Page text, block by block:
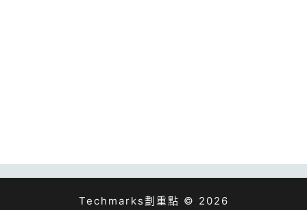
Techmarks劃重點 © 2026